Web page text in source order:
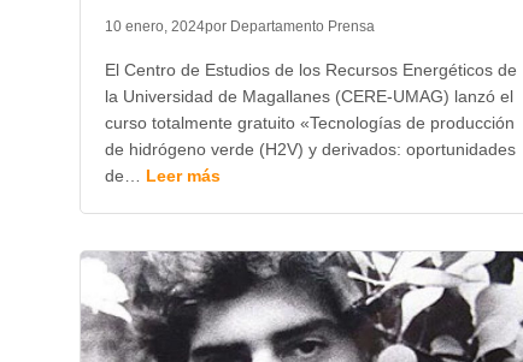
10 enero, 2024por Departamento Prensa
El Centro de Estudios de los Recursos Energéticos de
la Universidad de Magallanes (CERE-UMAG) lanzó el
curso totalmente gratuito «Tecnologías de producción
de hidrógeno verde (H2V) y derivados: oportunidades
de… Leer más